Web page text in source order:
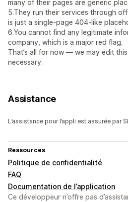
many of their pages are generic
5.They run their services through
is just a single-page 404-like
6.You cannot find any legitimate
company, which is a major red flag.
That’s all for now — we may edit
necessary.
Assistance
L’assistance pour l’appli est assurée par
Ressources
Politique de confidentialité
FAQ
Documentation de l’application
Ce développeur n’offre pas